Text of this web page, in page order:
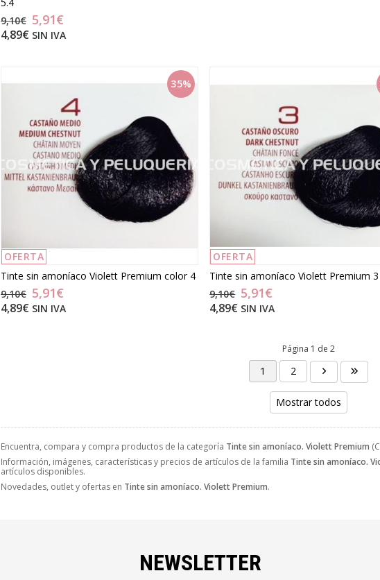
Encuentra, compara y compra productos de la categoría Tinte sin amoníaco. Violett Premium
Información, imágenes, características y precios de artículos de la familia Tinte sin amoníaco.
artículos disponibles.
Novedades, outlet y ofertas en Tinte sin amoníaco. Violett Premium.
5.4
9,10€ 5,91€
4,89€ SIN IVA
35%
OFERTA
Tinte sin amoníaco Violett Premium color 4
9,10€ 5,91€
4,89€ SIN IVA
OFERTA
Tinte sin amoníaco Violett Premium 3
9,10€ 5,91€
4,89€ SIN IVA
Página 1 de 2
1 2
Mostrar todos
NEWSLETTER